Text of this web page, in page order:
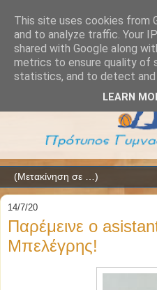
14/7/20
Παρέμεινε ο
Μπελέγρης!
This site uses cookies from
and to analyze traffic. Your
shared with Google along
metrics to ensure quality of
statistics, and to detect and
LEARN